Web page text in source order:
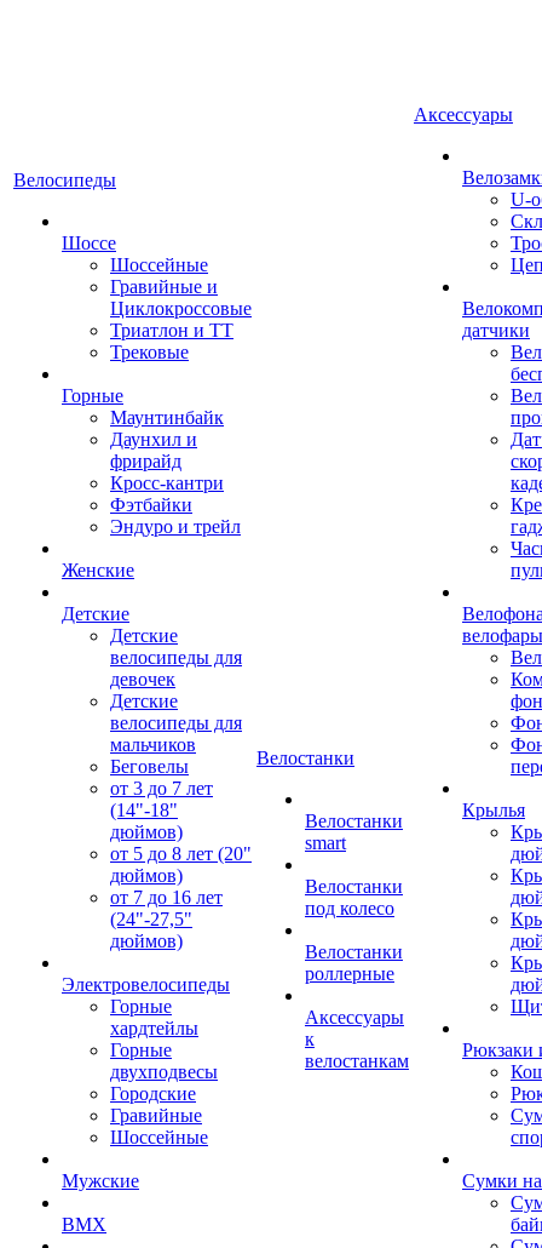
Велосипеды
Шоссе
Шоссейные
Гравийные и
Циклокроссовые
Триатлон и ТТ
Трековые
Горные
Маунтинбайк
Даунхил и
фрирайд
Кросс-кантри
Фэтбайки
Эндуро и трейл
Женские
Детские
Детские
велосипеды для
девочек
Детские
велосипеды для
мальчиков
Беговелы
от 3 до 7 лет
(14"-18"
дюймов)
от 5 до 8 лет (20"
дюймов)
от 7 до 16 лет
(24"-27,5"
дюймов)
Электровелосипеды
Горные
хардтейлы
Горные
двухподвесы
Городские
Гравийные
Шоссейные
Мужские
BMX
Велостанки
Велостанки
smart
Велостанки
под колесо
Велостанки
роллерные
Аксессуары
к
велостанкам
Аксессуары
U-
датчики
велофары
Крылья
Рюкзаки
Сумки